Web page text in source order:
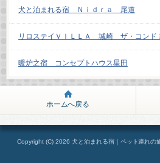
犬と泊まれる宿 Ｎｉｄｒａ 尾道
リロステイＶＩＬＬＡ 城崎 ザ・コンド
暖炉之宿 コンセプトハウス星田
ホームへ戻る
Copyright (C) 2026 犬と泊まれる宿｜ペット連れの